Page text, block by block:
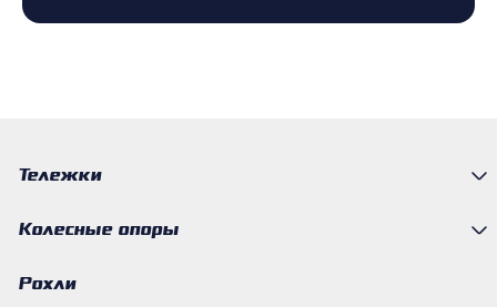
Тележки
Колесные опоры
Рохли